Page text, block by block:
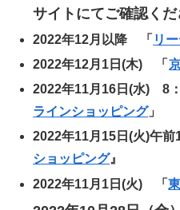
サイトにてご確認くだ
2022年12月以降 「 リ
2022年12月1日(木) 「
2022年11月16日(水) 8
ラインショッピング」
2022年11月15日(火)午前
ショッピング』
2022年11月1日(火) 「